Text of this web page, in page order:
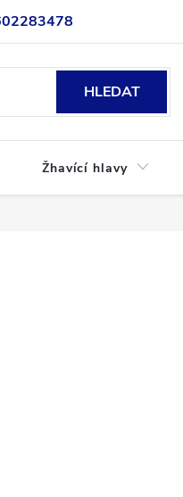
HLEDAT
Žhavící hlavy